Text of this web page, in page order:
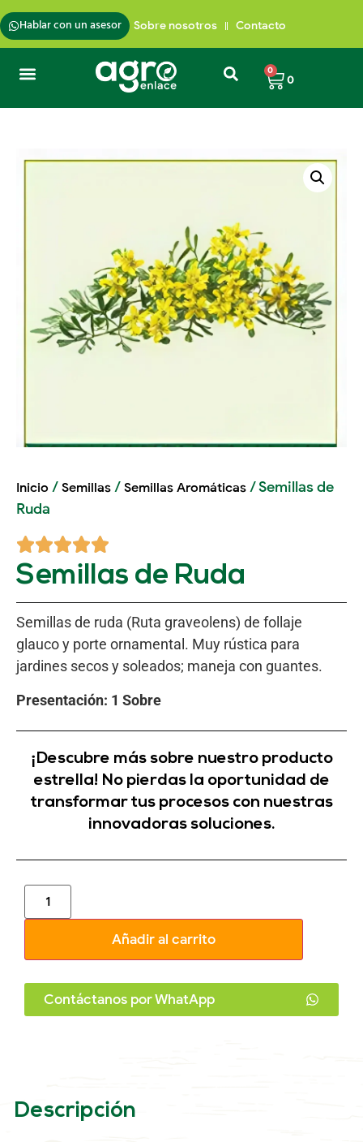
Hablar con un asesor Sobre nosotros Contacto
0
0
Inicio / Semillas / Semillas Aromáticas / Semillas de
Ruda
Semillas de Ruda
Semillas de ruda (Ruta graveolens) de follaje
glauco y porte ornamental. Muy rústica para
jardines secos y soleados; maneja con guantes.
Presentación: 1 Sobre
¡Descubre más sobre nuestro producto
estrella! No pierdas la oportunidad de
transformar tus procesos con nuestras
innovadoras soluciones.
Añadir al carrito
Contáctanos por WhatApp
Descripción